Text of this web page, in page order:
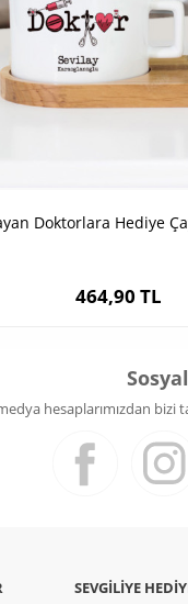
Doktorlara Hediye
464,90 TL
hesaplarımızdan
SEVGILIYE